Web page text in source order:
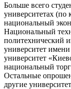
Больше всего
университетах (по
национальный
Национальный
политехнический
университет
университет
национальный
Остальные
другие